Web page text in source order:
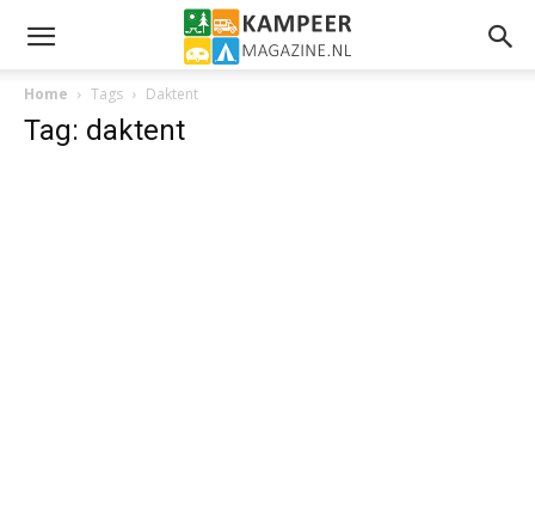
Home Tags Daktent
Tag: daktent